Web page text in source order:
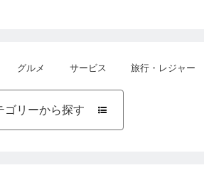
グルメ サービス 旅行・レジャー
ゴリーから探す 